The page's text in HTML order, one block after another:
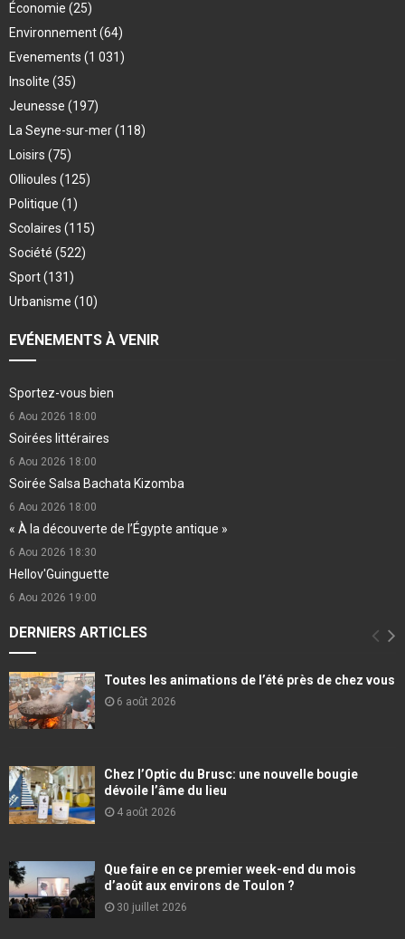
Économie (25)
Environnement(64)
Evenements (1 031)
Insolite (35)
Jeunesse (197)
La Seyne-sur-mer(118)
Loisirs (75)
Ollioules (125)
Politique (1)
Scolaires (115)
Société (522)
Sport(131)
Urbanisme (10)
EVÉNEMENTS À VENIR
Sportez-vous bien
6 Aou 2026 18:00
Soirées littéraires
6 Aou 2026 18:00
Soirée Salsa Bachata Kizomba
6 Aou 2026 18:00
« À la découverte de l’Égypte antique »
6 Aou 2026 18:30
Hellov'Guinguette
6 Aou 2026 19:00
DERNIERS ARTICLES
Toutes les animations de l’été près de chez vous
6 août 2026
Chez l’Optic du Brusc: une nouvelle bougie
dévoile l’âme du lieu
4 août 2026
Que faire en ce premier week-end du mois
d’août aux environs de Toulon ?
30 juillet 2026